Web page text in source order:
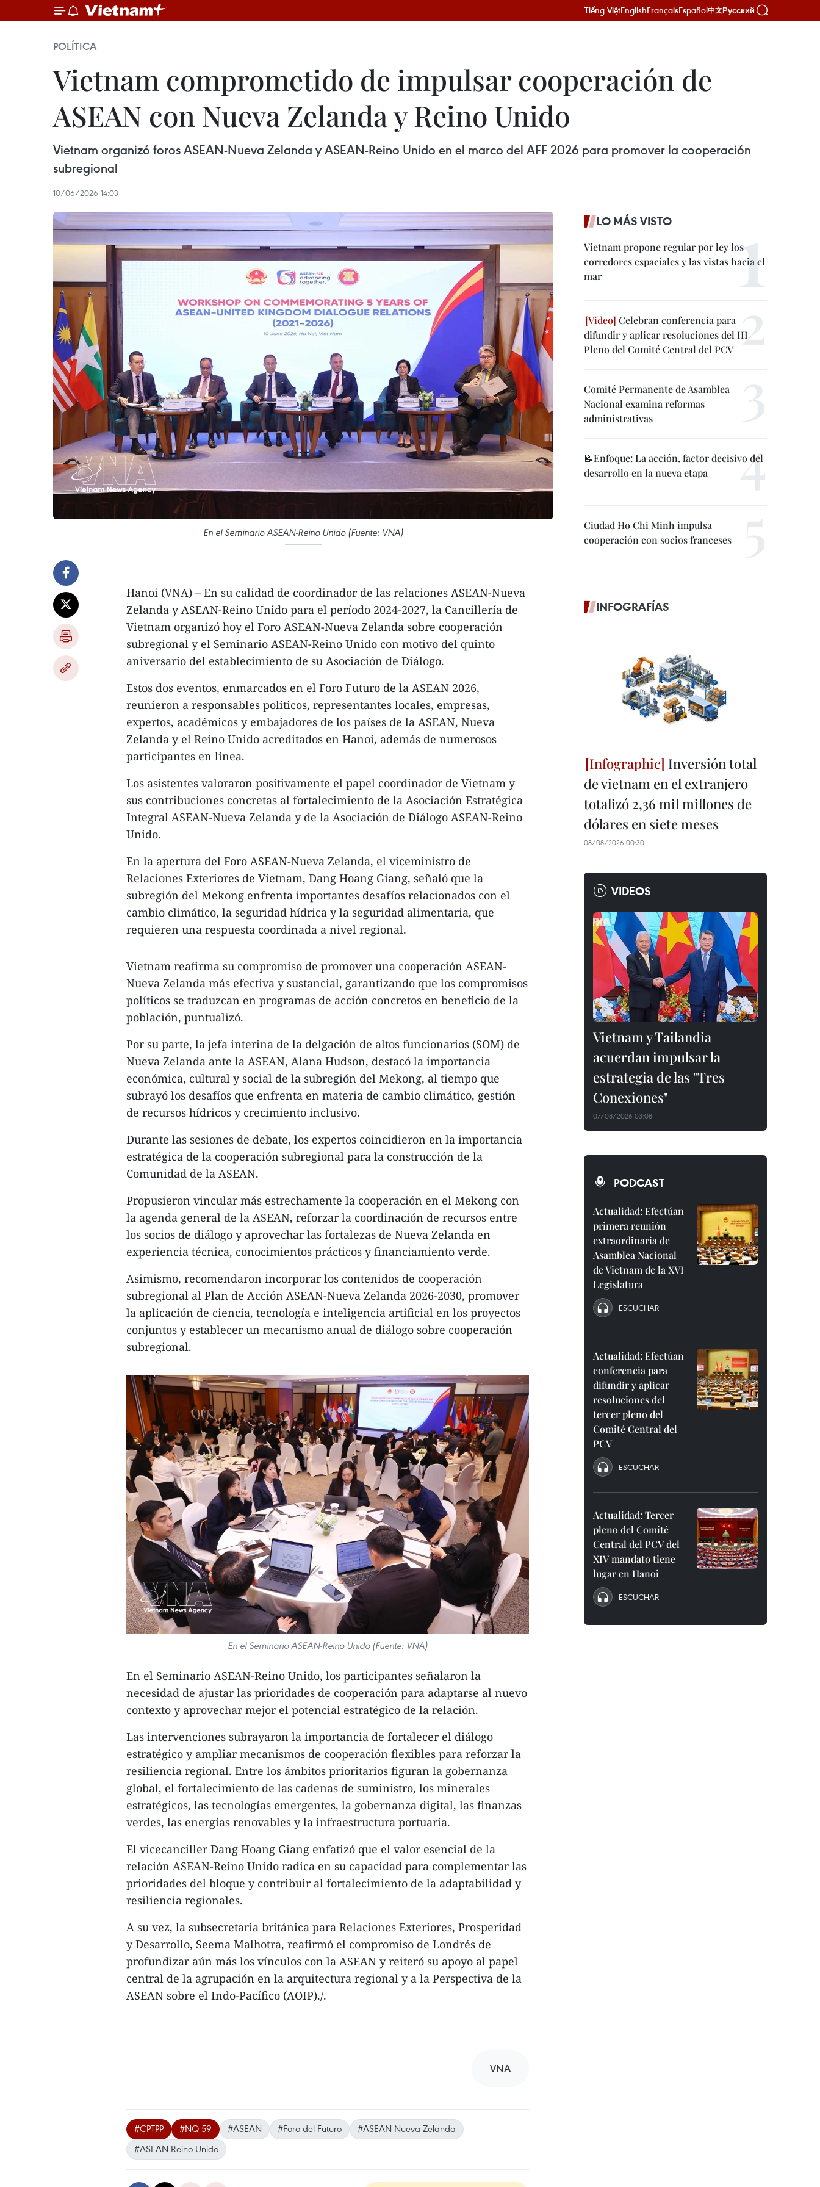
Tiếng ViệtEnglishFrançaisEspañol中文Русский
POLÍTICA
Vietnam comprometido de impulsar cooperación de
ASEAN con Nueva Zelanda y Reino Unido
Vietnam organizó foros ASEAN-Nueva Zelanda y ASEAN-Reino Unido en el marco del AFF 2026 para promover la cooperación
subregional
10/06/2026 14:03
En el Seminario ASEAN-Reino Unido (Fuente: VNA)
Hanoi (VNA) – En su calidad de coordinador de las relaciones ASEAN-Nueva
Zelanda y ASEAN-Reino Unido para el período 2024-2027, la Cancillería de
Vietnam organizó hoy el Foro ASEAN-Nueva Zelanda sobre cooperación
subregional y el Seminario ASEAN-Reino Unido con motivo del quinto
aniversario del establecimiento de su Asociación de Diálogo.
Estos dos eventos, enmarcados en el Foro Futuro de la ASEAN 2026,
reunieron a responsables políticos, representantes locales, empresas,
expertos, académicos y embajadores de los países de la ASEAN, Nueva
Zelanda y el Reino Unido acreditados en Hanoi, además de numerosos
participantes en línea.
Los asistentes valoraron positivamente el papel coordinador de Vietnam y
sus contribuciones concretas al fortalecimiento de la Asociación Estratégica
Integral ASEAN-Nueva Zelanda y de la Asociación de Diálogo ASEAN-Reino
Unido.
En la apertura del Foro ASEAN-Nueva Zelanda, el viceministro de
Relaciones Exteriores de Vietnam, Dang Hoang Giang, señaló que la
subregión del Mekong enfrenta importantes desafíos relacionados con el
cambio climático, la seguridad hídrica y la seguridad alimentaria, que
requieren una respuesta coordinada a nivel regional.
Vietnam reafirma su compromiso de promover una cooperación ASEAN-
Nueva Zelanda más efectiva y sustancial, garantizando que los compromisos
políticos se traduzcan en programas de acción concretos en beneficio de la
población, puntualizó.
Por su parte, la jefa interina de la delgación de altos funcionarios (SOM) de
Nueva Zelanda ante la ASEAN, Alana Hudson, destacó la importancia
económica, cultural y social de la subregión del Mekong, al tiempo que
subrayó los desafíos que enfrenta en materia de cambio climático, gestión
de recursos hídricos y crecimiento inclusivo.
Durante las sesiones de debate, los expertos coincidieron en la importancia
estratégica de la cooperación subregional para la construcción de la
Comunidad de la ASEAN.
Propusieron vincular más estrechamente la cooperación en el Mekong con
la agenda general de la ASEAN, reforzar la coordinación de recursos entre
los socios de diálogo y aprovechar las fortalezas de Nueva Zelanda en
experiencia técnica, conocimientos prácticos y financiamiento verde.
Asimismo, recomendaron incorporar los contenidos de cooperación
subregional al Plan de Acción ASEAN-Nueva Zelanda 2026-2030, promover
la aplicación de ciencia, tecnología e inteligencia artificial en los proyectos
conjuntos y establecer un mecanismo anual de diálogo sobre cooperación
subregional.
En el Seminario ASEAN-Reino Unido (Fuente: VNA)
En el Seminario ASEAN-Reino Unido, los participantes señalaron la
necesidad de ajustar las prioridades de cooperación para adaptarse al nuevo
contexto y aprovechar mejor el potencial estratégico de la relación.
Las intervenciones subrayaron la importancia de fortalecer el diálogo
estratégico y ampliar mecanismos de cooperación flexibles para reforzar la
resiliencia regional. Entre los ámbitos prioritarios figuran la gobernanza
global, el fortalecimiento de las cadenas de suministro, los minerales
estratégicos, las tecnologías emergentes, la gobernanza digital, las finanzas
verdes, las energías renovables y la infraestructura portuaria.
El vicecanciller Dang Hoang Giang enfatizó que el valor esencial de la
relación ASEAN-Reino Unido radica en su capacidad para complementar las
prioridades del bloque y contribuir al fortalecimiento de la adaptabilidad y
resiliencia regionales.
A su vez, la subsecretaria británica para Relaciones Exteriores, Prosperidad
y Desarrollo, Seema Malhotra, reafirmó el compromiso de Londrés de
profundizar aún más los vínculos con la ASEAN y reiteró su apoyo al papel
central de la agrupación en la arquitectura regional y a la Perspectiva de la
ASEAN sobre el Indo-Pacífico (AOIP)./.
VNA
#CPTPP #NQ 59 #ASEAN #Foro del Futuro
#ASEAN-Nueva Zelanda
#ASEAN-Reino Unido
LO MÁS VISTO
Vietnam propone regular por ley los
corredores espaciales y las vistas hacia el
mar
Celebran conferencia para
difundir y aplicar resoluciones del III
Pleno del Comité Central del PCV
Comité Permanente de Asamblea
Nacional examina reformas
administrativas
📝Enfoque: La acción, factor decisivo del
desarrollo en la nueva etapa
Ciudad Ho Chi Minh impulsa
cooperación con socios franceses
INFOGRAFÍAS
Inversión total
de vietnam en el extranjero
totalizó 2,36 mil millones de
dólares en siete meses
08/08/2026 00:30
VIDEOS
Vietnam y Tailandia
acuerdan impulsar la
estrategia de las "Tres
Conexiones"
07/08/2026 03:08
PODCAST
Actualidad: Efectúan
primera reunión
extraordinaria de
Asamblea Nacional
de Vietnam de la XVI
Legislatura
ESCUCHAR
Actualidad: Efectúan
conferencia para
difundir y aplicar
resoluciones del
tercer pleno del
Comité Central del
PCV
ESCUCHAR
Actualidad: Tercer
pleno del Comité
Central del PCV del
XIV mandato tiene
lugar en Hanoi
ESCUCHAR